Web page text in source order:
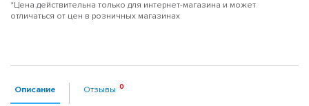
*Цена действительна только для интернет-магазина и может
отличаться от цен в розничных магазинах
Описание Отзывы